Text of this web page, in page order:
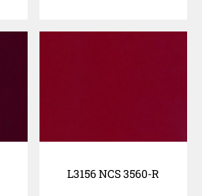
L3156 NCS 3560-R